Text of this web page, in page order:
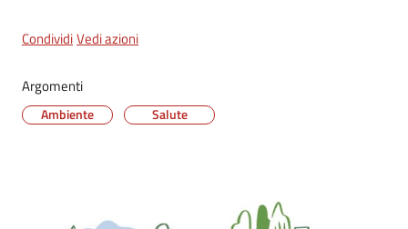
su
CondividiVedi azioni
Argomenti
Ambiente Salute